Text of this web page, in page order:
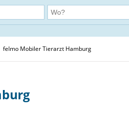
felmo Mobiler Tierarzt Hamburg